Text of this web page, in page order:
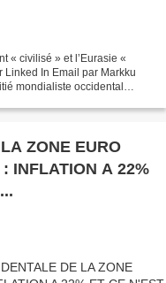
« civilisé » et l’Eurasie «
Linked In Email par Markku
mondialiste occidental
ZONE EURO
INFLATION A 22%